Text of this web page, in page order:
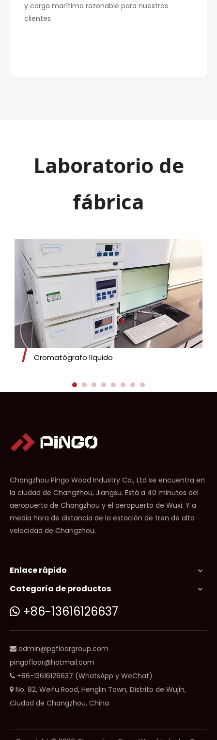
y carga marítima razonable para nuestros
clientes
Laboratorio de
fábrica
Cromatógrafo líquido
Changzhou Pingo Wood Industry Co., Ltd se encuentra en
la ciudad de Changzhou, Jiangsu. Está a 40 minutos del
aeropuerto de Changzhou y el aeropuerto de Wuxi. Y a
media hora de distancia de la estación de tren de alta
velocidad de Changzhou.
Enlace rápido
Categoría de productos
 +86-13616126637
 admin@pgfloorgroup.com
pingofloor@hotmail.com
 +86-13616126637 (WhatsApp y WeChat)
 No. 82, Weifu Road, Henglin Town, Distrito de Wujin,
Ciudad de Changzhou, China